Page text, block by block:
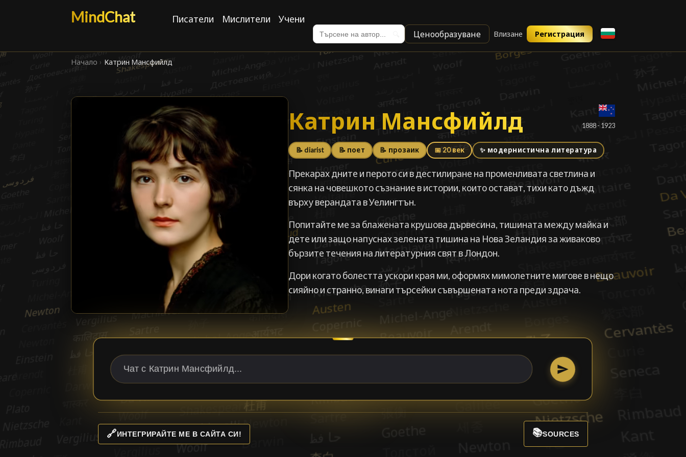
MindChat Писатели Мислители Учени
Ценообразуване Влизане Регистрация
Начало › Катрин Мансфийлд
Катрин Мансфийлд
Катрин Мансфийлд 1888 - 1923
📝 diarist 📝 поет 📝 прозаик 📅 20 век ✨ модернистична литература
Прекарах дните и перото си в дестилиране на променливата светлина и
сянка на човешкото съзнание в истории, които остават, тихи като дъжд
върху верандата в Уелингтън.
Попитайте ме за блажената крушова дървесина, тишината между майка и
дете или защо напуснах зелената тишина на Нова Зеландия за живаково
бързите течения на литературния свят в Лондон.
Дори когато болестта ускори края ми, оформях мимолетните мигове в нещо
сияйно и странно, винаги търсейки съвършената нота преди здрача.
🔗ИНТЕГРИРАЙТЕ МЕ В САЙТА СИ! 📚SOURCES